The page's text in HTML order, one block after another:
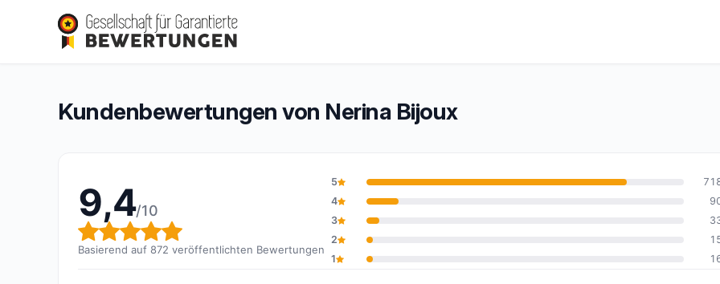
Nerina Bijoux
Gesamtbewertung: 9,4 von 10
9,4/10(872 Bewertungen)
Kundenbewertungen von Nerina Bijoux
9,4/10
Gesamtbewertung: 9,4 von 10
Basierend auf 872 veröffentlichten Bewertungen
5
4
3
2
1